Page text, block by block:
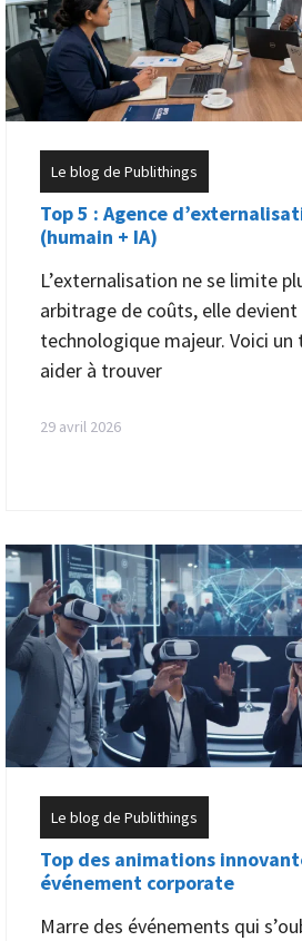
Le blog de Publithings
Top 5 : Agence
(humain + IA)
L’externalisation ne se limite
arbitrage de coûts, elle devient
technologique majeur. Voici un
aider à trouver
29 avril 2026
Le blog de Publithings
Top des animations
événement corporate
Marre des événements qui